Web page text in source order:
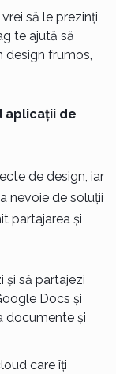
să le prezinți
te ajută să
design frumos,
aplicații de
de design, iar
nevoie de soluții
partajarea și
și să partajezi
Docs și
documente și
care îți